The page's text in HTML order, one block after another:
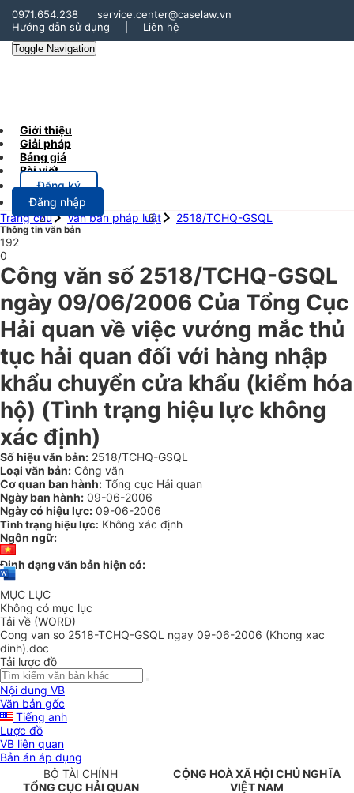
0971.654.238
service.center@caselaw.vn
Hướng dẫn sử dụng
Liên hệ
Toggle Navigation
Giới thiệu
Giải pháp
Bảng giá
Bài viết
Đăng ký
Đăng nhập
Trang chủ
Văn bản pháp luật 2518/TCHQ-GSQL
Thông tin văn bản
192
0
Công văn số 2518/TCHQ-GSQL
ngày 09/06/2006 Của Tổng Cục
Hải quan về việc vướng mắc thủ
tục hải quan đối với hàng nhập
khẩu chuyển cửa khẩu (kiểm hóa
hộ) (Tình trạng hiệu lực không
xác định)
Số hiệu văn bản: 2518/TCHQ-GSQL
Loại văn bản: Công văn
Cơ quan ban hành: Tổng cục Hải quan
Ngày ban hành: 09-06-2006
Ngày có hiệu lực: 09-06-2006
Tình trạng hiệu lực: Không xác định
Ngôn ngữ:
Định dạng văn bản hiện có:
MỤC LỤC
Không có mục lục
Tải về (WORD)
Cong van so 2518-TCHQ-GSQL ngay 09-06-2006 (Khong xac
dinh).doc
Tải lược đồ
Nội dung VB
Văn bản gốc
Tiếng anh
Lược đồ
VB liên quan
Bản án áp dụng
BỘ TÀI CHÍNH
TỔNG CỤC HẢI QUAN
CỘNG HOÀ XÃ HỘI CHỦ NGHĨA
VIỆT NAM